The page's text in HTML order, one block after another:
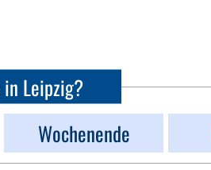
Leipzig?
Wochenende